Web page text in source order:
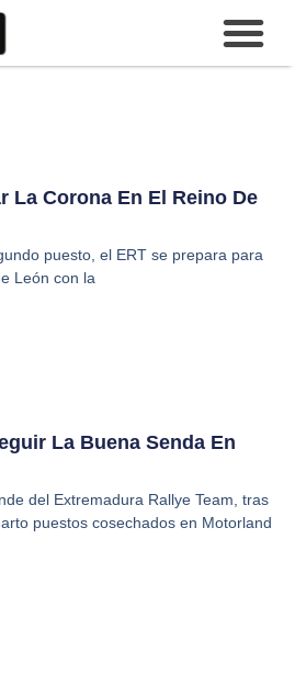
La Corona En El Reino De
puesto, el ERT se prepara para
León con la
La Buena Senda En
del Extremadura Rallye Team, tras
puestos cosechados en Motorland